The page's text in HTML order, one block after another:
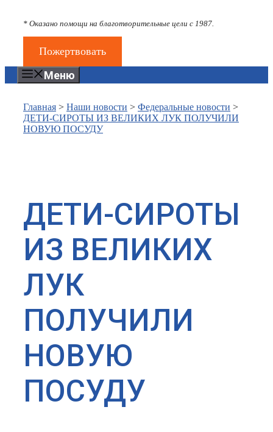
* Оказано помощи на благотворительные цели с 1987.
Пожертвовать
Меню
Главная > Наши новости > Федеральные новости >
ДЕТИ-СИРОТЫ ИЗ ВЕЛИКИХ ЛУК ПОЛУЧИЛИ
НОВУЮ ПОСУДУ
ДЕТИ-СИРОТЫ
ИЗ ВЕЛИКИХ
ЛУК
ПОЛУЧИЛИ
НОВУЮ
ПОСУДУ